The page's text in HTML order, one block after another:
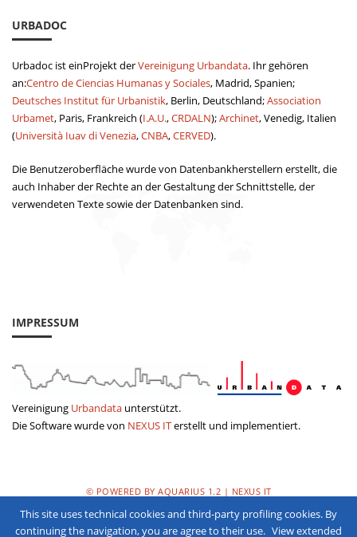
URBADOC
Urbadoc ist einProjekt derVereinigung Urbandata. Ihr gehören
an:Centro de Ciencias Humanas y Sociales, Madrid, Spanien;
Deutsches Institut für Urbanistik, Berlin, Deutschland;Association
Urbamet, Paris, Frankreich (I.A.U.,CRDALN);Archinet, Venedig, Italien
(Università Iuav di Venezia,CNBA,CERVED).
Die Benutzeroberfläche wurde von Datenbankherstellern erstellt, die
auch Inhaber der Rechte an der Gestaltung der Schnittstelle, der
verwendeten Texte sowie der Datenbanken sind.
IMPRESSUM
Vereinigung Urbandata unterstützt.
Die Software wurde von NEXUS ITerstellt und implementiert.
© POWERED BY AQUARIUS 1.2 | NEXUS IT
DATENSCHUTZERKLÄRUNG
This site uses technical cookies and third-party profiling cookies. By
continuing the navigation, you are agree to their use. View extended